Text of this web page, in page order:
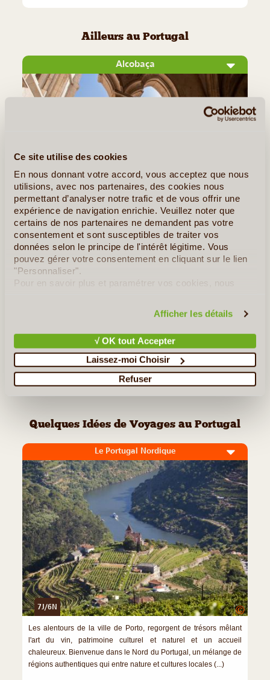
Ce site utilise des cookies
En nous donnant votre accord, vous acceptez que nous
utilisions, avec nos partenaires, des cookies nous
permettant d’analyser notre trafic et de vous offrir une
expérience de navigation enrichie. Veuillez noter que
certains de nos partenaires ne demandent pas votre
consentement et sont susceptibles de traiter vos
données selon le principe de l'intérêt légitime. Vous
pouvez gérer votre consentement en cliquant sur le lien
"Personnaliser".
Pour en savoir plus et paramétrer vos cookies, nous
Afficher les détails
√ OK tout Accepter
Laissez-moi Choisir
Refuser
Ailleurs au Portugal
Alcobaça
©
Située sur la côte ouest du Portugal à une centaine de
kilomètres de Lisbonne, la petite ville d’Alcobaça est réputée
pour ses délicieuses pâtisseries, ses faïences, et surtout
son magnifique monastère du 12e siècle. C’est au coeur (...)
Evora
Faro
<< Retour aux Incontournables du Portugal
Quelques Idées de Voyages au Portugal
Le Portugal Nordique
7J/6N ©
Les alentours de la ville de Porto, regorgent de trésors mêlant
l'art du vin, patrimoine culturel et naturel et un accueil
chaleureux. Bienvenue dans le Nord du Portugal, un mélange de
régions authentiques qui entre nature et cultures locales (...)